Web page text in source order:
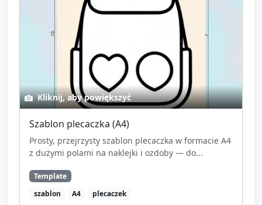
Kliknij, aby powiększyć
Szablon plecaczka (A4)
Prosty, przejrzysty szablon plecaczka w formacie A4
z dużymi polami na naklejki i ozdoby — do...
Template
szablon
A4 plecaczek